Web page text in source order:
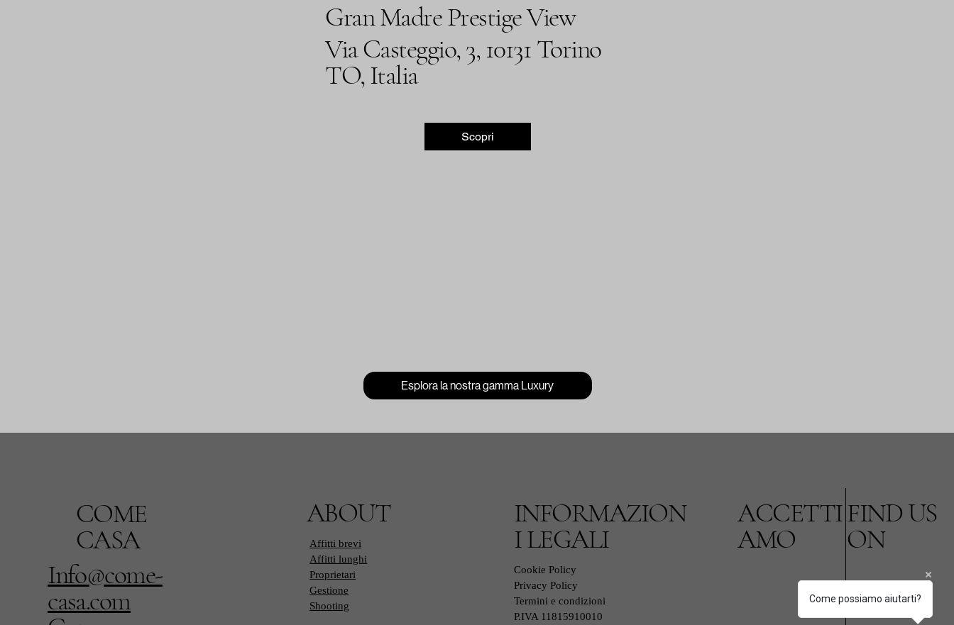
Gran Madre Prestige View
Via Casteggio, 3, 10131 Torino
TO, Italia
Scopri
Esplora la nostra gamma Luxury
COME
CASA
Info@come-
casa.com
ABOUT
Affitti brevi
Affitti lunghi
Proprietari
Gestione
Shooting
INFORMAZION
I LEGALI
Cookie Policy
Privacy Policy
Termini e condizioni
P.IVA 11815910010
ACCETTI
AMO
FIND US
ON
Come possiamo aiutarti?